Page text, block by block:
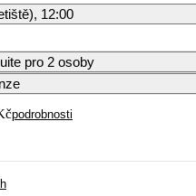
12:00
pro 2 osoby
podrobnosti